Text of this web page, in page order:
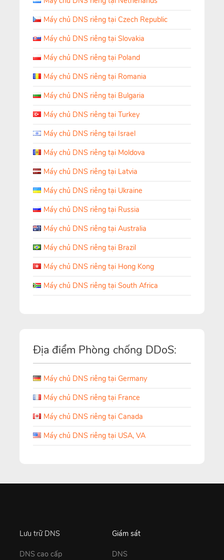
Máy chủ DNS riêng tại Czech Republic
Máy chủ DNS riêng tại Slovakia
Máy chủ DNS riêng tại Poland
Máy chủ DNS riêng tại Romania
Máy chủ DNS riêng tại Bulgaria
Máy chủ DNS riêng tại Turkey
Máy chủ DNS riêng tại Israel
Máy chủ DNS riêng tại Moldova
Máy chủ DNS riêng tại Latvia
Máy chủ DNS riêng tại Ukraine
Máy chủ DNS riêng tại Russia
Máy chủ DNS riêng tại Australia
Máy chủ DNS riêng tại Brazil
Máy chủ DNS riêng tại Hong Kong
Máy chủ DNS riêng tại South Africa
Địa điểm Phòng chống DDoS:
Máy chủ DNS riêng tại Germany
Máy chủ DNS riêng tại France
Máy chủ DNS riêng tại Canada
Máy chủ DNS riêng tại USA, VA
Lưu trữ DNS
DNS cao cấp
Giám sát
DNS